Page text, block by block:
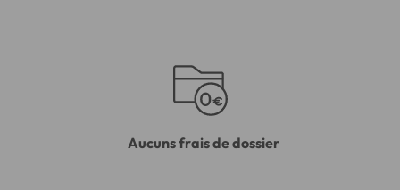
Aucuns frais de dossier